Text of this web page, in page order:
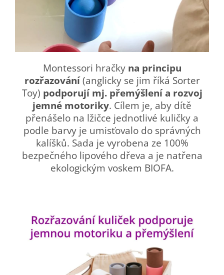
Montessori hračky na principu
rozřazování(anglicky se jim říká Sorter
Toy) podporují mj. přemýšlení a rozvoj
jemné motoriky. Cílem je, aby dítě
přenášelo na lžičce jednotlivé kuličky a
podle barvy je umisťovalo do správných
kalíšků. Sada je vyrobena ze 100%
bezpečného lipového dřeva a je natřena
ekologickým voskem BIOFA.